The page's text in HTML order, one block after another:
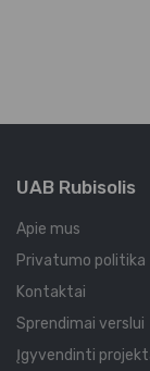
UAB Rubisolis
Apie mus
Privatumo politika
Kontaktai
Sprendimai verslui
Įgyvendinti